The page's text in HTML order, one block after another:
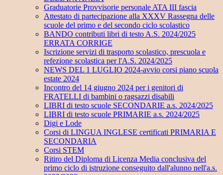
Graduatorie Provvisorie personale ATA III fascia
Attestato di partecipazione alla XXXV Rassegna delle
scuole del primo e del secondo ciclo scolastico
BANDO contributi libri di testo A.S. 2024/2025
ERRATA CORRIGE
Iscrizione servizi di trasporto scolastico, prescuola e
refezione scolastica per l'A.S. 2024/2025
NEWS DEL 1 LUGLIO 2024-avvio corsi piano scuola
estate 2024
Incontro del 14 giugno 2024 per i genitori di
FRATELLI di bambini o ragsazzi disabili
LIBRI di testo scuole SECONDARIE a.s. 2024/2025
LIBRI di testo scuole PRIMARIE a.s. 2024/2025
Digi e Lode
Corsi di LINGUA INGLESE certificati PRIMARIA E
SECONDARIA
Corsi STEM
Ritiro del Diploma di Licenza Media conclusiva del
primo ciclo di istruzione conseguito dall'alunno nell'a.s.